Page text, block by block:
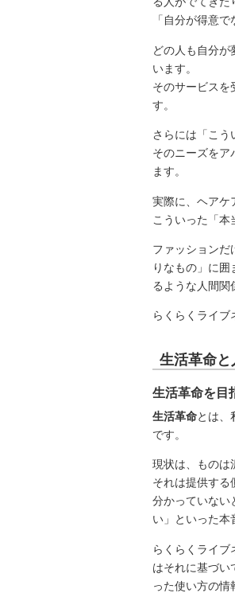
「自分が得意
どの人も自分
います。
そのサービスを
す。
さらには「こう
そのニーズをア
ます。
実際に、ヘアケ
こういった「本
ファッションだ
りなもの」に
るような人間関
らくらくライブ
生活革命
生活革命を目
生活革命とは、
です。
現状は、ものは
それは提供する
分かっていない
い」といった本
らくらくライ
はそれに基づい
った使い方の情